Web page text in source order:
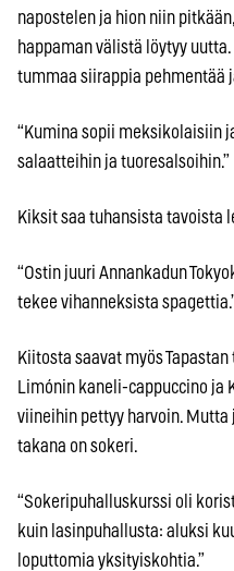
napostelen ja hion niin
happaman välistä löytyy
tummaa siirappia pehmentää
“Kumina sopii meksikolaisiin
salaatteihin ja tuoresalsoihin.”
Kiksit saa tuhansista tavoista
“Ostin juuri Annankadun
tekee vihanneksista
Kiitosta saavat myös
Limónin kaneli-cappuccino ja
viineihin pettyy harvoin.
takana on sokeri.
“Sokeripuhalluskurssi oli
kuin lasinpuhallusta: aluksi
loputtomia yksityiskohtia.”